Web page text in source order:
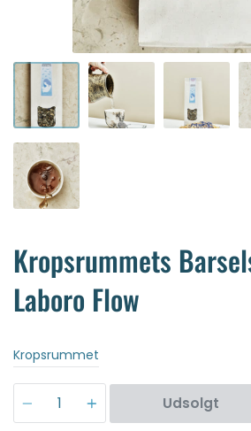
Kropsrummets
Laboro Flow
Kropsrummet
Antal
Udsolgt